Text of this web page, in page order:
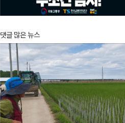
댓글 많은 뉴스